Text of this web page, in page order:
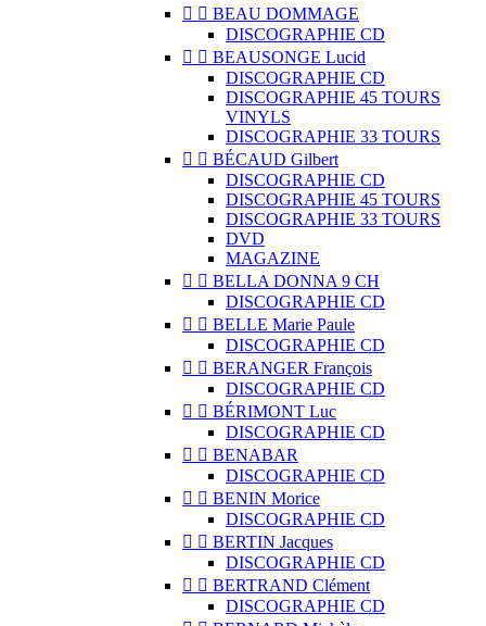
  BEAU DOMMAGE
DISCOGRAPHIE CD
  BEAUSONGE Lucid
DISCOGRAPHIE CD
DISCOGRAPHIE 45 TOURS
VINYLS
DISCOGRAPHIE 33 TOURS
  BÉCAUD Gilbert
DISCOGRAPHIE CD
DISCOGRAPHIE 45 TOURS
DISCOGRAPHIE 33 TOURS
DVD
MAGAZINE
  BELLA DONNA 9 CH
DISCOGRAPHIE CD
  BELLE Marie Paule
DISCOGRAPHIE CD
  BERANGER François
DISCOGRAPHIE CD
  BÉRIMONT Luc
DISCOGRAPHIE CD
  BENABAR
DISCOGRAPHIE CD
  BENIN Morice
DISCOGRAPHIE CD
  BERTIN Jacques
DISCOGRAPHIE CD
  BERTRAND Clément
DISCOGRAPHIE CD